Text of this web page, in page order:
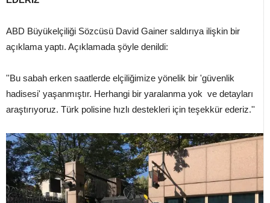
ABD Büyükelçiliği Sözcüsü David Gainer saldırıya ilişkin bir
açıklama yaptı. Açıklamada şöyle denildi:
''Bu sabah erken saatlerde elçiliğimize yönelik bir 'güvenlik
hadisesi' yaşanmıştır. Herhangi bir yaralanma yok ve detayları
araştırıyoruz. Türk polisine hızlı destekleri için teşekkür ederiz.''